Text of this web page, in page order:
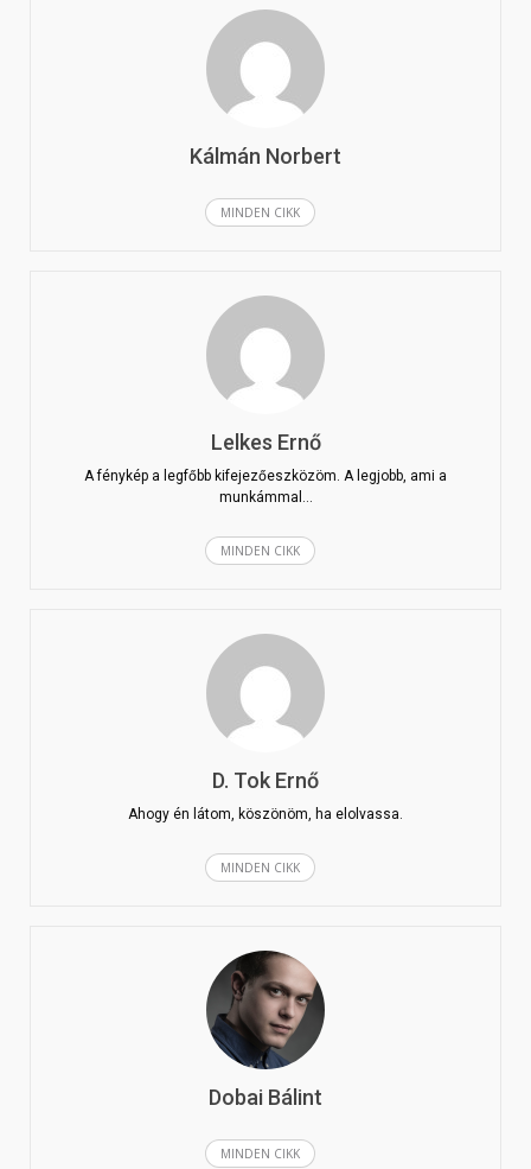
Kálmán Norbert
MINDEN CIKK
Lelkes Ernő
A fénykép a legfőbb kifejezőeszközöm. A legjobb, ami a
munkámmal…
MINDEN CIKK
D. Tok Ernő
Ahogy én látom, köszönöm, ha elolvassa.
MINDEN CIKK
Dobai Bálint
MINDEN CIKK